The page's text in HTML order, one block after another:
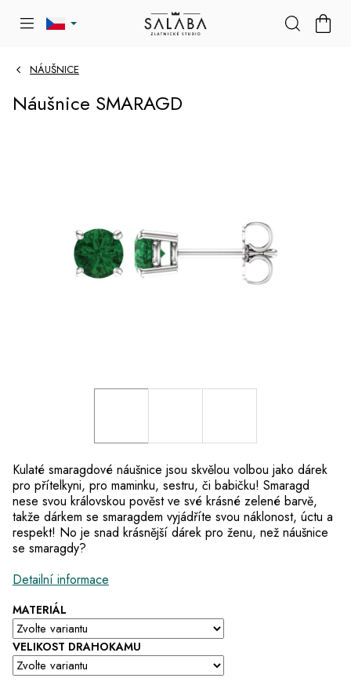
NÁUŠNICE
Náušnice SMARAGD
MATERIÁL
VELIKOST DRAHOKAMU
Kulaté smaragdové náušnice jsou skvělou volbou jako dárek
pro přítelkyni, pro maminku, sestru, či babičku! Smaragd
nese svou královskou pověst ve své krásné zelené barvě,
takže dárkem se smaragdem vyjádříte svou náklonost, úctu a
respekt! No je snad krásnější dárek pro ženu, než náušnice
se smaragdy?
Detailní informace